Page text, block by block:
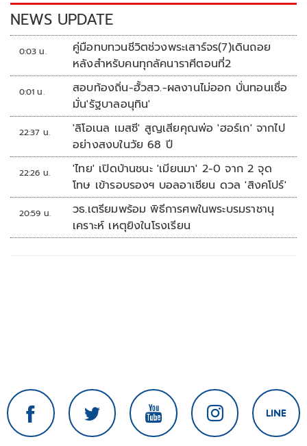
k k
NEWS UPDATE
0:03 น.
คู่มือทบทวนชีวิตช่วงพระเสาร์จร(7)เดินถอย
หลังสำหรับคนทุกลัคนาราศีตอนที่2
0:01 น.
สอบท้องถิ่น-ฮั้วสว.-ผลงานไม่ออก บั่นทอนเชื่อ
มั่น'รัฐบาลอนุทิน'
22:37 น.
'ลิโอเนล เมสซี' สูญเสียคุณพ่อ 'ฮอร์เก' จากไป
อย่างสงบในวัย 68 ปี
22:26 น.
'ไทย' เปิดบ้านชนะ 'เมียนมา' 2-0 จาก 2 จุด
โทษ เข้ารอบรองฯ บอลอาเซียน ดวล 'สิงคโปร์'
20:59 น.
วธ.เตรียมพร้อม พิธีการศพในพระบรมราชานุ
เคราะห์ เหตุยิงในโรงเรียน